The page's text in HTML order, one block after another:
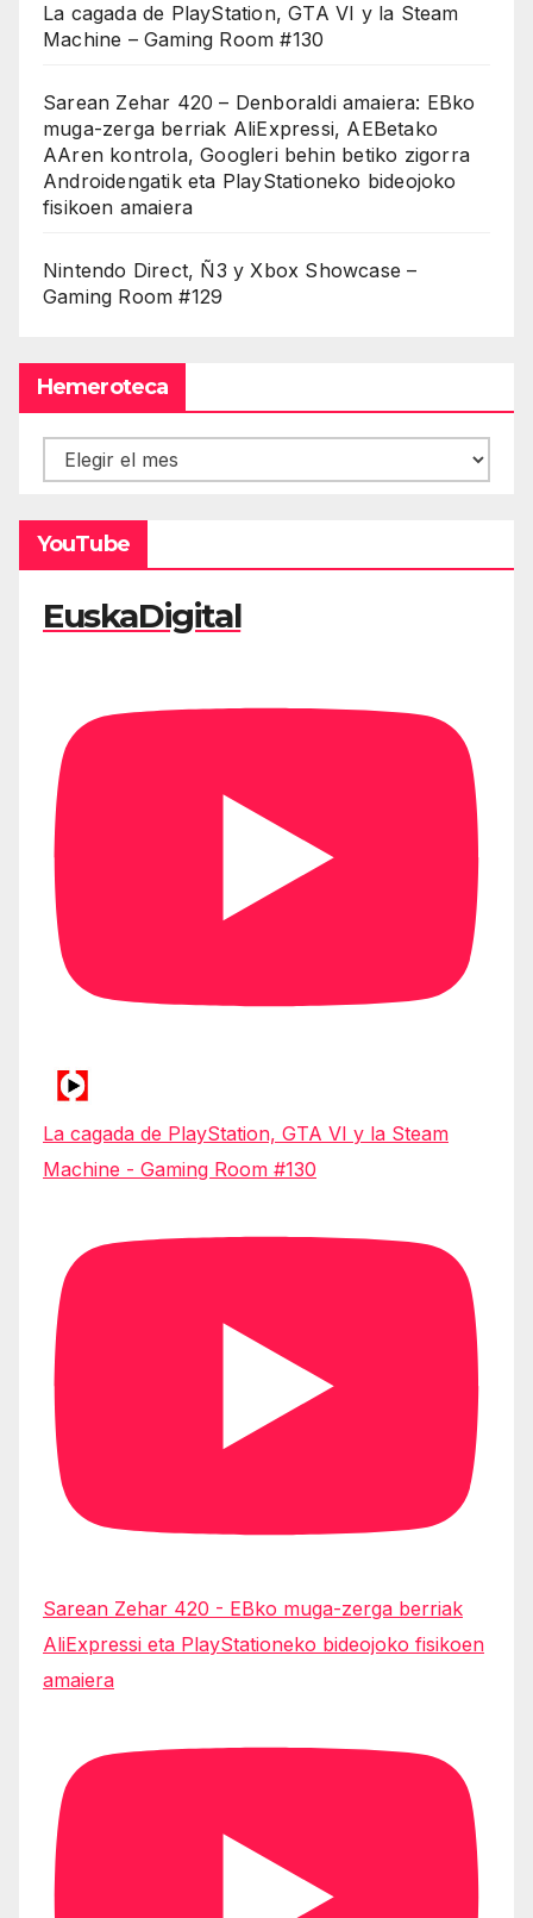
La cagada de PlayStation, GTA VI y la Steam
Machine – Gaming Room #130
Sarean Zehar 420 – Denboraldi amaiera: EBko
muga-zerga berriak AliExpressi, AEBetako
AAren kontrola, Googleri behin betiko zigorra
Androidengatik eta PlayStationeko bideojoko
fisikoen amaiera
Nintendo Direct, Ñ3 y Xbox Showcase –
Gaming Room #129
Hemeroteca
Hemeroteca
YouTube
EuskaDigital
La cagada de PlayStation, GTA VI y la Steam
Machine - Gaming Room #130
Sarean Zehar 420 - EBko muga-zerga berriak
AliExpressi eta PlayStationeko bideojoko fisikoen
amaiera